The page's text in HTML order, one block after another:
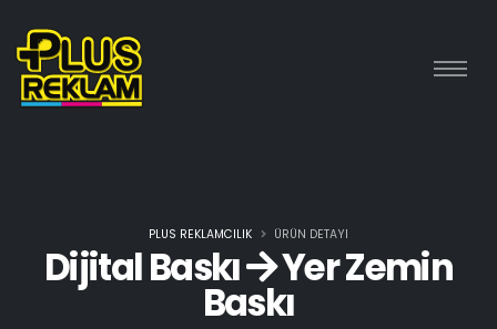
Dijital Baskı Yer Zemin
Baskı
PLUS REKLAMCILIK ÜRÜN DETAYI